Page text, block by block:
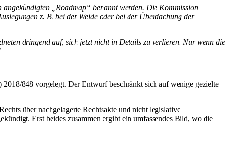
angekündigten „Roadmap“ benannt werden. Die Kommission
z. B. bei der Weide oder bei der Überdachung der
dringend auf, sich jetzt nicht in Details zu verlieren. Nur wenn die
848 vorgelegt. Der Entwurf beschränkt sich auf wenige gezielte
über nachgelagerte Rechtsakte und nicht legislative
Erst beides zusammen ergibt ein umfassendes Bild, wo die